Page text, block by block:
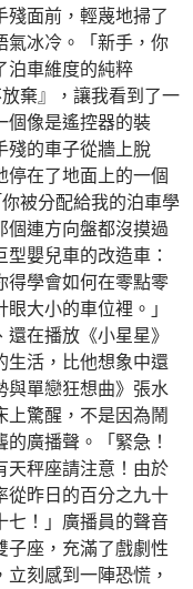
殘面前，輕蔑地掃了
氣冰冷。「新手，你
泊車維度的純粹
棄』，讓我看到了一
個像是遙控器的裝
殘的車子從牆上脫
停在了地面上的一個
被分配給我的泊車學
個連方向盤都沒摸過
嬰兒車的改造車：
得學會如何在零點零
大小的車位裡。」
還在播放《小星星》
生活，比他想象中還
與單戀狂想曲》張水
上驚醒，不是因為鬧
廣播聲。「緊急！
天秤座請注意！由於
從昨日的百分之九十
七！」廣播員的聲音
子座，充滿了戲劇性
刻感到一陣恐慌，